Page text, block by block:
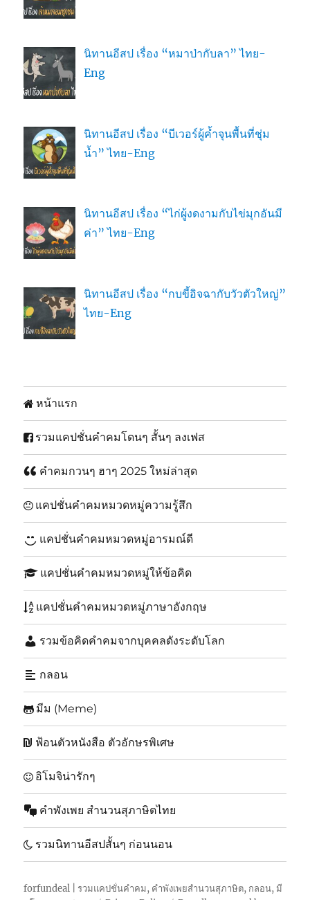
นิทานอีสป เรื่อง “หมาป่ากับลา” ไทย-
Eng
นิทานอีสป เรื่อง “บีเวอร์ผู้ค้ำจุนพื้นที่ชุ่ม
น้ำ” ไทย-Eng
นิทานอีสป เรื่อง “ไก่ผู้งดงามกับไข่มุกอันมี
ค่า” ไทย-Eng
นิทานอีสป เรื่อง “กบขี้อิจฉากับวัวตัวใหญ่”
ไทย-Eng
หน้าแรก
รวมแคปชั่นคำคมโดนๆ สั้นๆ ลงเฟส
คำคมกวนๆ ฮาๆ 2025 ใหม่ล่าสุด
แคปชั่นคำคมหมวดหมู่ความรู้สึก
แคปชั่นคำคมหมวดหมู่อารมณ์ดี
แคปชั่นคำคมหมวดหมู่ให้ข้อคิด
แคปชั่นคำคมหมวดหมู่ภาษาอังกฤษ
รวมข้อคิดคำคมจากบุคคลดังระดับโลก
กลอน
มีม (Meme)
ฟ้อนตัวหนังสือ ตัวอักษรพิเศษ
อิโมจิน่ารักๆ
คำพังเพย สำนวนสุภาษิตไทย
รวมนิทานอีสปสั้นๆ ก่อนนอน
forfundeal | รวมแคปชั่นคำคม, คำพังเพยสำนวนสุภาษิต, กลอน, มี